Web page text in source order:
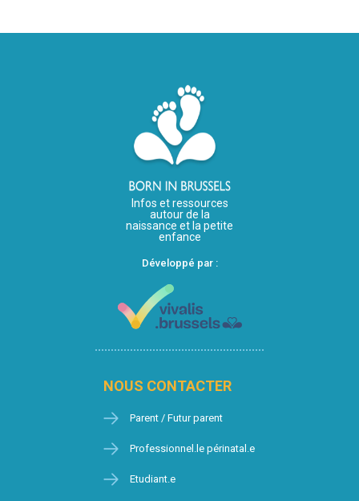
Infos et ressources
autour de la
naissance et la petite
enfance
Développé par :
NOUS CONTACTER
Parent / Futur parent
Professionnel.le périnatal.e
Etudiant.e